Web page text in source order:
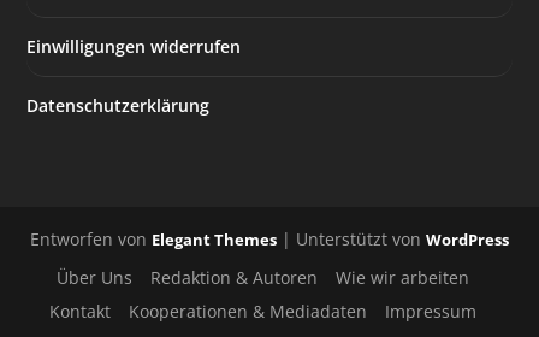
Einwilligungen widerrufen
Datenschutzerklärung
Entworfen von Elegant Themes | Unterstützt von WordPress
Über Uns Redaktion & Autoren
Wie wir arbeiten
Kontakt
Kooperationen & Mediadaten
Impressum